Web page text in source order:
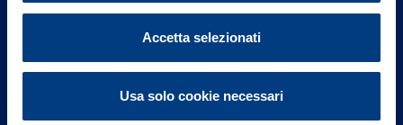
Accetta selezionati
Usa solo cookie necessari
FAQ
Investor Relations